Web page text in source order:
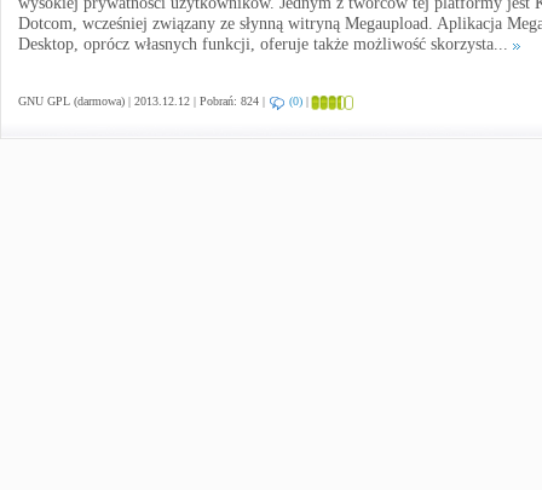
Dotcom, wcześniej związany ze słynną witryną Megaupload. Aplikacja
Desktop, oprócz własnych funkcji, oferuje także możliwość skorzysta...
GNU GPL (darmowa) | 2013.12.12 | Pobrań: 824 | (0) |